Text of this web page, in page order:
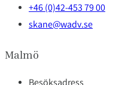
+46 (0)42-453 79 00
skane@wadv.se
Malmö